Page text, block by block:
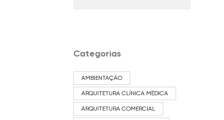
Categorias
AMBIENTAÇÃO
ARQUITETURA CLÍNICA MÉDICA
ARQUITETURA COMERCIAL